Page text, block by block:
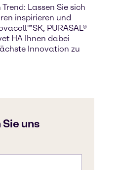
Lassen Sie sich
inspirieren und
PURASAL®
HA Ihnen dabei
Innovation zu